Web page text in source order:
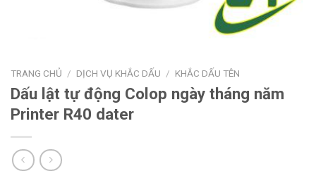
TRANG CHỦ / DỊCH VỤ KHẮC DẤU / KHẮC DẤU TÊN
Dấu lật tự động Colop ngày tháng năm
Printer R40 dater